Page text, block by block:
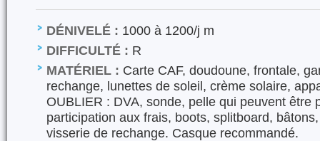
DÉNIVELÉ : 1000 à 1200/j m
DIFFICULTÉ : R
MATÉRIEL : Carte CAF, doudoune, frontale,
rechange, lunettes de soleil, crème solaire,
OUBLIER : DVA, sonde, pelle qui peuvent être
participation aux frais, boots, splitboard,
visserie de rechange. Casque recommandé.